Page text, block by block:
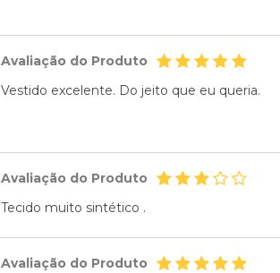
Avaliação do Produto
Vestido excelente. Do jeito que eu queria.
Avaliação do Produto
Tecido muito sintético .
Avaliação do Produto